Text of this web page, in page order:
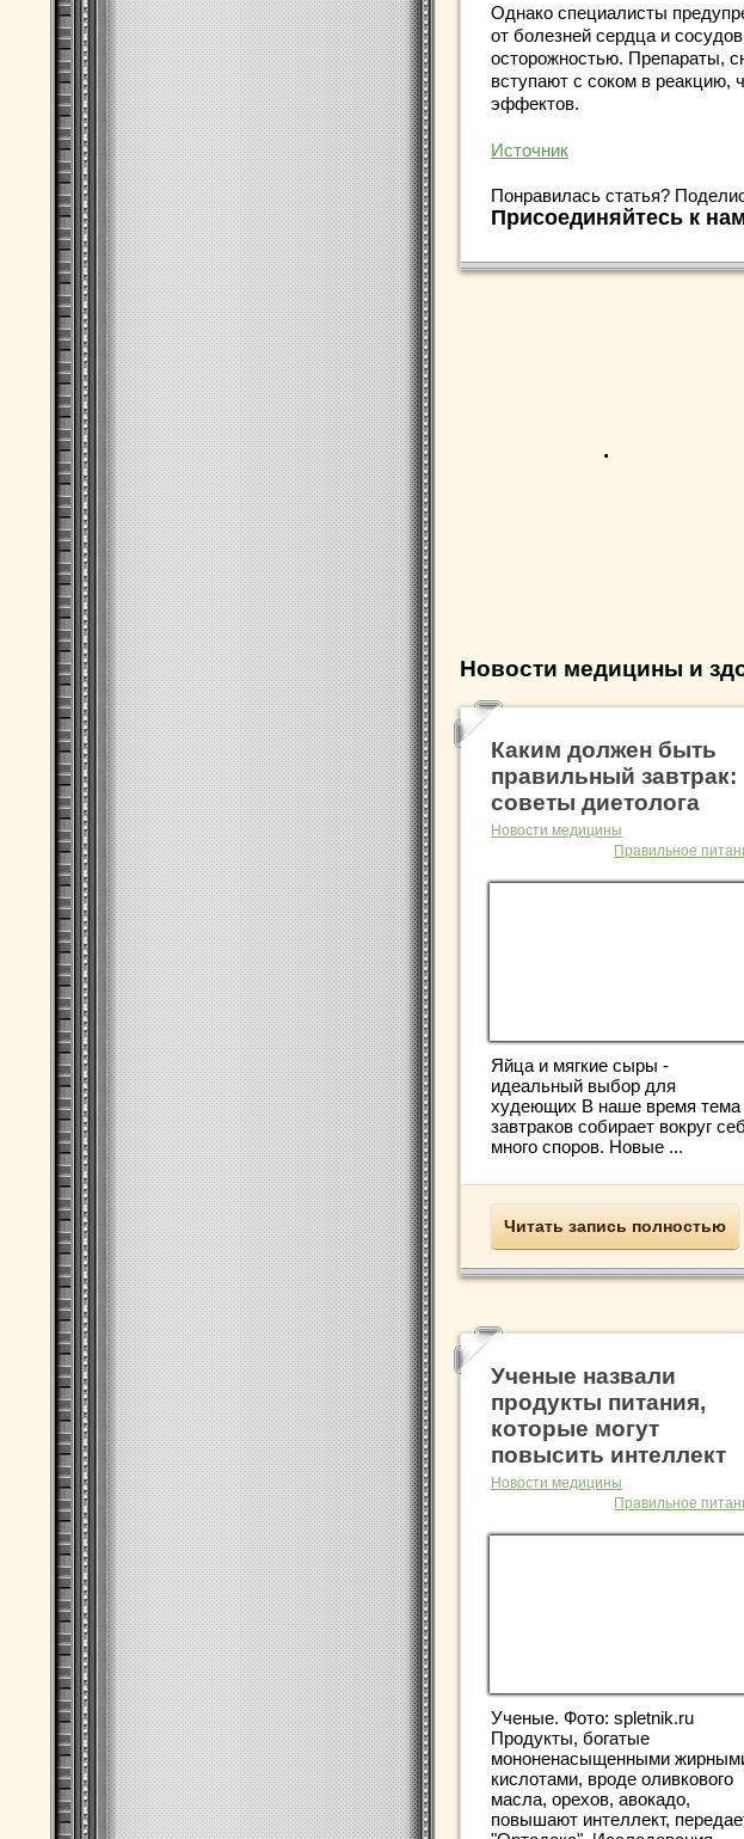
Однако специалисты
от болезней сердца и
осторожностью. Препараты,
вступают с соком в реакцию,
эффектов.
Источник
Понравилась статья?
Присоединяйтесь к
.
Новости медицины и
Каким должен быть
правильный завтрак:
советы диетолога
Новости медицины
Правильное
Яйца и мягкие сыры -
идеальный выбор для
худеющих В наше время тема
завтраков собирает вокруг
много споров. Новые ...
Читать запись полностью
Ученые назвали
продукты питания,
которые могут
повысить интеллект
Новости медицины
Правильное
Ученые. Фото: spletnik.ru
Продукты, богатые
мононенасыщенными
кислотами, вроде оливкового
масла, орехов, авокадо,
повышают интеллект,